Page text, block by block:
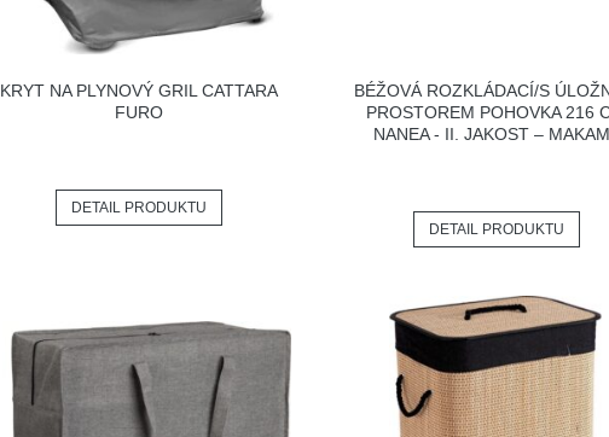
KRYT NA PLYNOVÝ GRIL CATTARA
FURO
DETAIL PRODUKTU
BÉŽOVÁ ROZKLÁDACÍ/S
PROSTOREM POHOVKA 216
NANEA - II. JAKOST –
DETAIL PRODUKTU